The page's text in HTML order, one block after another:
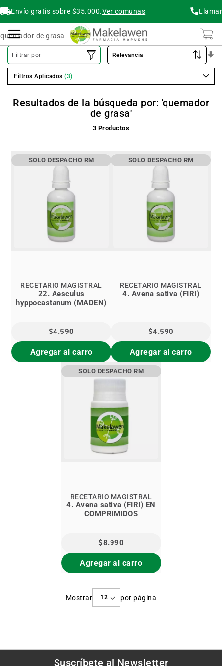
Envío gratis sobre $35.000.Ver comunas Llamar
Resultados de la búsqueda por: 'quemador
de grasa'
3 Productos
SOLO DESPACHO RM
22. Aesculus
hyppocastanum (MADEN)
RECETARIO MAGISTRAL
$4.590
Agregar al carro
SOLO DESPACHO RM
4. Avena sativa (FIRI)
RECETARIO MAGISTRAL
$4.590
Agregar al carro
SOLO DESPACHO RM
4. Avena sativa (FIRI) EN
COMPRIMIDOS
RECETARIO MAGISTRAL
$8.990
Agregar al carro
Mostrar por página
Filtrar por
Filtros Aplicados
Suscríbete al Newsletter